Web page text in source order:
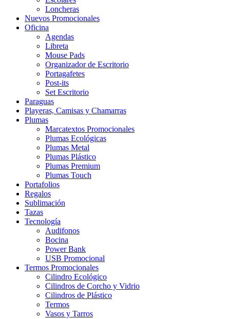
Loncheras
Nuevos Promocionales
Oficina
Agendas
Libreta
Mouse Pads
Organizador de Escritorio
Portagafetes
Post-its
Set Escritorio
Paraguas
Playeras, Camisas y Chamarras
Plumas
Marcatextos Promocionales
Plumas Ecológicas
Plumas Metal
Plumas Plástico
Plumas Premium
Plumas Touch
Portafolios
Regalos
Sublimación
Tazas
Tecnología
Audifonos
Bocina
Power Bank
USB Promocional
Termos Promocionales
Cilindro Ecológico
Cilindros de Corcho y Vidrio
Cilindros de Plástico
Termos
Vasos y Tarros